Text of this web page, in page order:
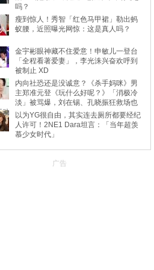
吗？
瘦到惊人！秀智「红色马甲裙」勒出蚂
蚁腰，近照曝光网惊：这是真人吗？
金宇彬眼神藏不住爱意！申敏儿一登台
「全程看著爱妻」，李光洙兴奋欢呼到
被制止 XD
内向社恐还是没诚意？《杀手妈咪》男
主郑准元登《玩什么好呢？》「消极冷
淡」被骂爆，刘在锡、孔晓振狂救场也
动
以为YG很自由，其实连去厕所都要经纪
人许可！2NE1 Dara坦言：「当年超羡
慕少女时代」
广告